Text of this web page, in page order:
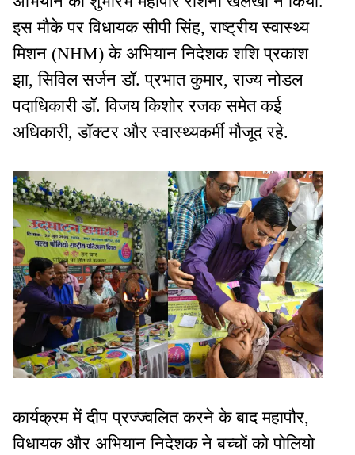
इस मौके पर विधायक सीपी सिंह, राष्ट्रीय स्वास्थ्य
मिशन (NHM) के अभियान निदेशक शशि प्रकाश
झा, सिविल सर्जन डॉ. प्रभात कुमार, राज्य नोडल
पदाधिकारी डॉ. विजय किशोर रजक समेत कई
अधिकारी, डॉक्टर और स्वास्थ्यकर्मी मौजूद रहे.
कार्यक्रम में दीप प्रज्ज्वलित करने के बाद महापौर,
विधायक और अभियान निदेशक ने बच्चों को पोलियो